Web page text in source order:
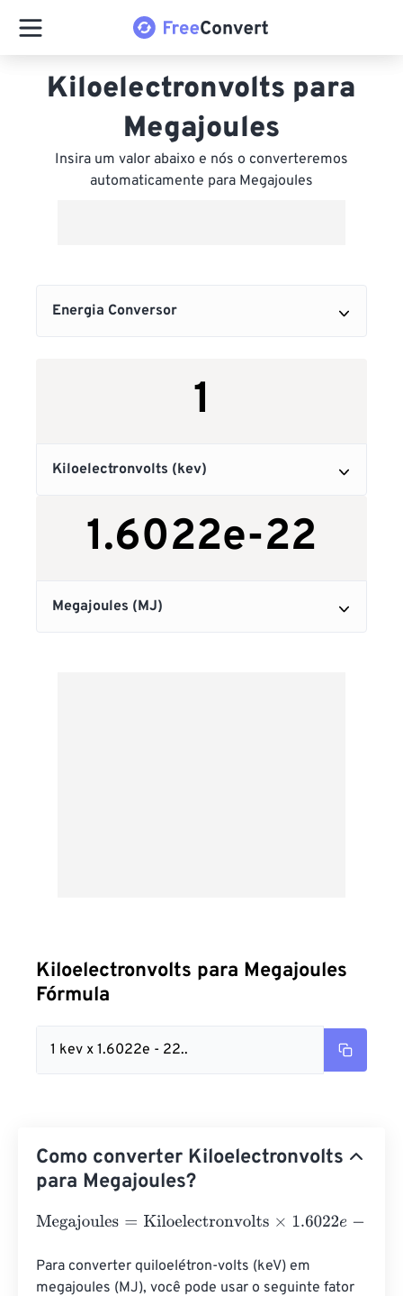
Kiloelectronvolts para
Megajoules
Insira um valor abaixo e nós o converteremos
automaticamente para Megajoules
Kiloelectronvolts para Megajoules
Fórmula
1 kev x 1.6022e - 22..
Como converter Kiloelectronvolts
para Megajoules?
Megajoules= Kiloelectronvolts×1.6022e -22
Para converter quiloelétron-volts (keV) em
megajoules (MJ), você pode usar o seguinte fator